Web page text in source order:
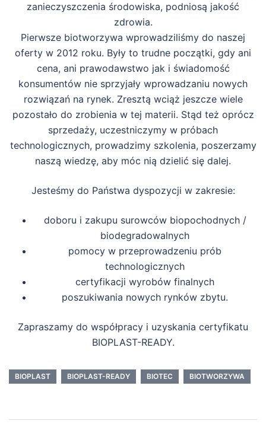
zanieczyszczenia środowiska, podniosą jakość
zdrowia.
Pierwsze biotworzywa wprowadziliśmy do naszej
oferty w 2012 roku. Były to trudne początki, gdy ani
cena, ani prawodawstwo jak i świadomość
konsumentów nie sprzyjały wprowadzaniu nowych
rozwiązań na rynek. Zresztą wciąż jeszcze wiele
pozostało do zrobienia w tej materii. Stąd też oprócz
sprzedaży, uczestniczymy w próbach
technologicznych, prowadzimy szkolenia, poszerzamy
naszą wiedzę, aby móc nią dzielić się dalej.
Jesteśmy do Państwa dyspozycji w zakresie:
doboru i zakupu surowców biopochodnych /
biodegradowalnych
pomocy w przeprowadzeniu prób
technologicznych
certyfikacji wyrobów finalnych
poszukiwania nowych rynków zbytu.
Zapraszamy do współpracy i uzyskania certyfikatu
BIOPLAST-READY.
BIOPLAST BIOPLAST-READY BIOTEC BIOTWORZYWA